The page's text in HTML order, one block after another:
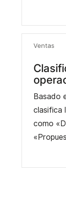
Ventas
Basado
clasifica
como